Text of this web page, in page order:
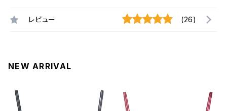
レビュー (26)
NEW ARRIVAL